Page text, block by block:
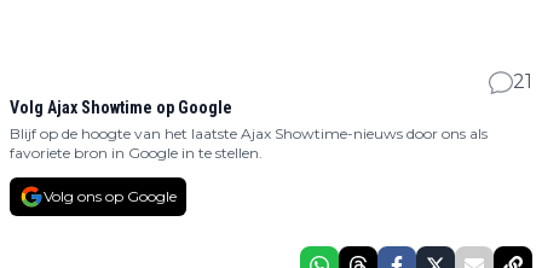
21
Volg Ajax Showtime op Google
Blijf op de hoogte van het laatste Ajax Showtime-nieuws door ons als
favoriete bron in Google in te stellen.
Volg ons op Google